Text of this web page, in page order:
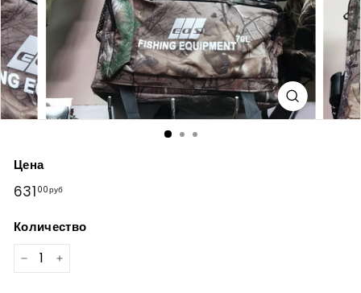
Цена
Обычная
631 00руб
Количество